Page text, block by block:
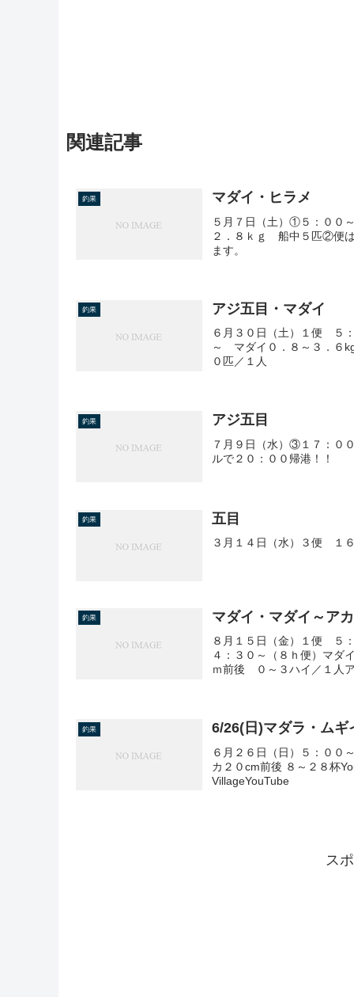
関連記事
釣果 マダイ・ヒラメ
５月７日（土）①５：０
２．８ｋｇ 船中５匹②便は
ます。
釣果 アジ五目・マダイ
６月３０日（土）１便 ５
～ マダイ０．８～３．
０匹／１人
釣果 アジ五目
７月９日（水）③１７：
ルで２０：００帰港！！
釣果 五目
３月１４日（水）３便 １
釣果 マダイ・マダイ～ア
８月１５日（金）１便 ５
４：３０～（８ｈ便）マ
ｍ前後 ０～３ハイ／１人
釣果 6/26(日)マダラ・ムギ
６月２６日（日）５：００
カ２０cm前後 ８～２８杯
VillageYouTube
ス